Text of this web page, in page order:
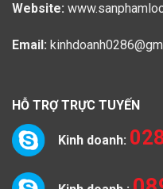
Website:
Email:
HỖ TRỢ TRỰC TUYẾN
Kinh doanh: